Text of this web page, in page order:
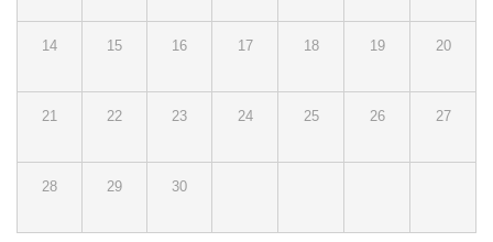
14 15 16 17 18 19 20
21 22 23 24 25 26 27
28 29 30